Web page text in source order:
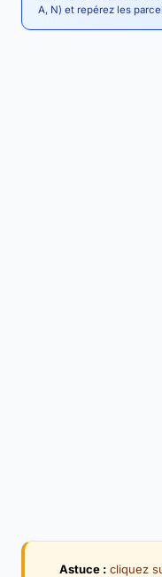
A, N) et repérez les
Astuce : cliquez